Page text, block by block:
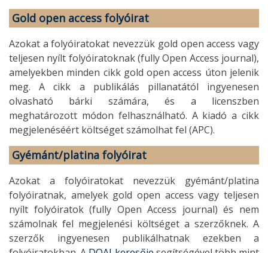
Gold open access folyóirat
Azokat a folyóiratokat nevezzük gold open access vagy
teljesen nyílt folyóiratoknak (fully Open Access journal),
amelyekben minden cikk gold open access úton jelenik
meg. A cikk a publikálás pillanatától ingyenesen
olvasható bárki számára, és a licenszben
meghatározott módon felhasználható. A kiadó a cikk
megjelenéséért költséget számolhat fel (APC).
Gyémánt/platina folyóirat
Azokat a folyóiratokat nevezzük gyémánt/platina
folyóiratnak, amelyek gold open access vagy teljesen
nyílt folyóiratok (fully Open Access journal) és nem
számolnak fel megjelenési költséget a szerzőknek. A
szerzők ingyenesen publikálhatnak ezekben a